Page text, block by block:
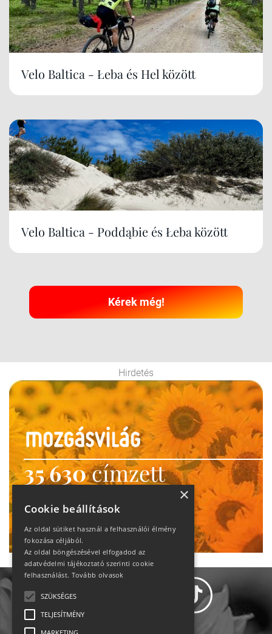
Velo Baltica - Łeba és Hel között
Velo Baltica - Poddąbie és Łeba között
Kérek még!
Hirdetés
35 630címzett
heti motiváció
Ne maradj le!
×
Cookie beállítások
Az oldal sütiket használ a felhasználói élmény
fokozása céljából.
Az oldal böngészésével elfogadod az
adatvédelmi tájékoztató szerinti cookie
felhasználást. Tovább olvasok
SZÜKSÉGES
TELJESÍTMÉNY